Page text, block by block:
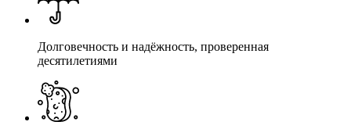
Долговечность и надёжность, проверенная
десятилетиями